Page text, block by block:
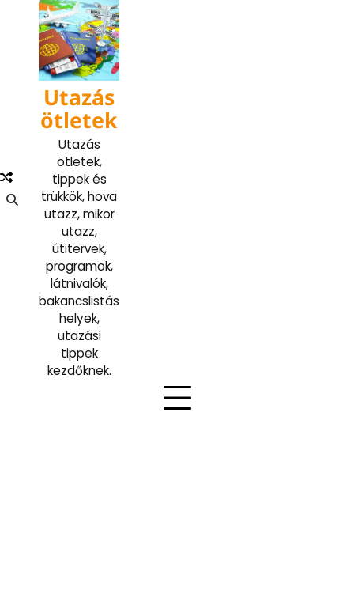
content
Utazás
ötletek
Utazás
ötletek,
tippek és
trükkök, hova
utazz, mikor
utazz,
útitervek,
programok,
látnivalók,
bakancslistás
helyek,
utazási
tippek
kezdőknek.